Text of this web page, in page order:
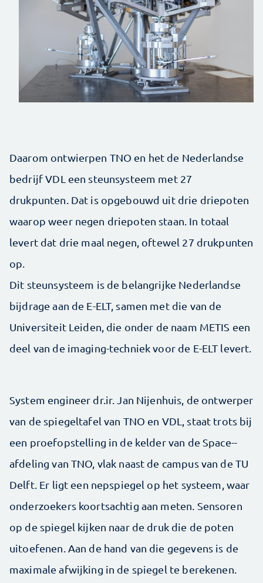
Daarom ontwierpen TNO en het de Nederlandse
bedrijf VDL een steunsysteem met 27
drukpunten. Dat is opgebouwd uit drie driepoten
waarop weer negen driepoten staan. In totaal
levert dat drie maal negen, ­oftewel 27 druk­punten
op.
Dit steunsysteem is de belangrijke Nederlandse
bijdrage aan de E-ELT, samen met die van de
Universiteit Leiden, die onder de naam METIS een
deel van de imaging-­techniek voor de E-ELT levert.
System engineer dr.ir. Jan Nijenhuis, de ontwerper
van de spiegeltafel van TNO en VDL, staat trots bij
een proefopstelling in de kelder van de Space-­
afdeling van TNO, vlak naast de campus van de TU
Delft. Er ligt een nepspiegel op het systeem, waar
onderzoekers koortsachtig aan meten. ­Sensoren
op de spiegel kijken naar de druk die de poten
uitoefenen. Aan de hand van die gegevens is de
maximale afwijking in de spiegel te berekenen.